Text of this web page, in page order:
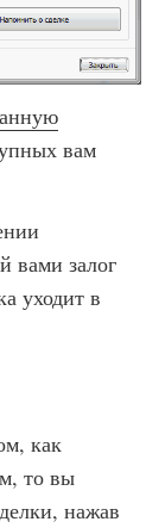
вам
вами залог
уходит в
как
то вы
нажав